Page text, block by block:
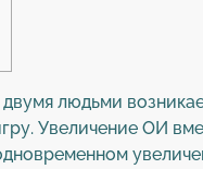
людьми
Увеличение ОИ